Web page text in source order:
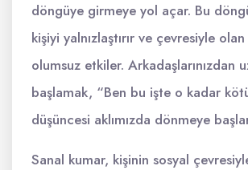
döngüye girmeye yol açar. Bu
kişiyi yalnızlaştırır ve çevresiyle
olumsuz etkiler. Arkadaşlarınızdan
başlamak, “Ben bu işte o kadar
düşüncesi aklımızda dönmeye
Sanal kumar, kişinin sosyal